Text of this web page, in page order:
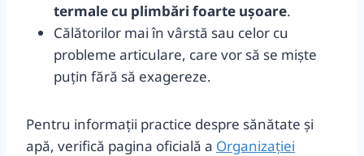
termale cu plimbări foarte ușoare.
Călătorilor mai în vârstă sau celor cu
probleme articulare, care vor să se mişte
puțin fără să exagereze.
Pentru informații practice despre sănătate și
apă, verifică pagina oficială a Organizației